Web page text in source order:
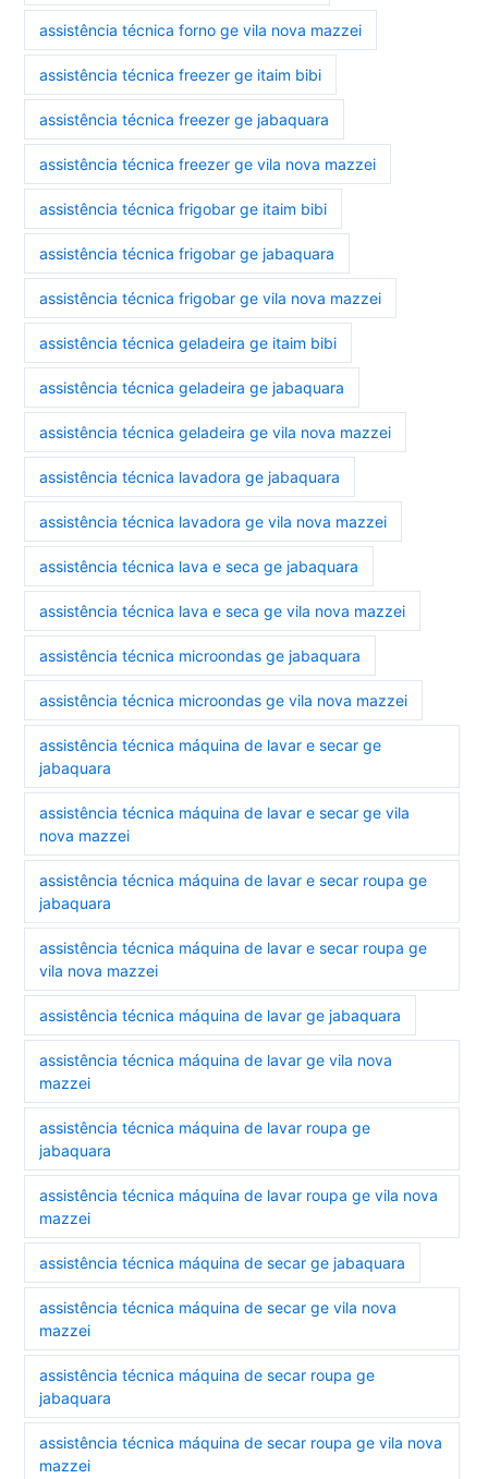
assistência técnica forno ge vila nova mazzei
assistência técnica freezer ge itaim bibi
assistência técnica freezer ge jabaquara
assistência técnica freezer ge vila nova mazzei
assistência técnica frigobar ge itaim bibi
assistência técnica frigobar ge jabaquara
assistência técnica frigobar ge vila nova mazzei
assistência técnica geladeira ge itaim bibi
assistência técnica geladeira ge jabaquara
assistência técnica geladeira ge vila nova mazzei
assistência técnica lavadora ge jabaquara
assistência técnica lavadora ge vila nova mazzei
assistência técnica lava e seca ge jabaquara
assistência técnica lava e seca ge vila nova mazzei
assistência técnica microondas ge jabaquara
assistência técnica microondas ge vila nova mazzei
assistência técnica máquina de lavar e secar ge
jabaquara
assistência técnica máquina de lavar e secar ge vila
nova mazzei
assistência técnica máquina de lavar e secar roupa ge
jabaquara
assistência técnica máquina de lavar e secar roupa ge
vila nova mazzei
assistência técnica máquina de lavar ge jabaquara
assistência técnica máquina de lavar ge vila nova
mazzei
assistência técnica máquina de lavar roupa ge
jabaquara
assistência técnica máquina de lavar roupa ge vila nova
mazzei
assistência técnica máquina de secar ge jabaquara
assistência técnica máquina de secar ge vila nova
mazzei
assistência técnica máquina de secar roupa ge
jabaquara
assistência técnica máquina de secar roupa ge vila nova
mazzei